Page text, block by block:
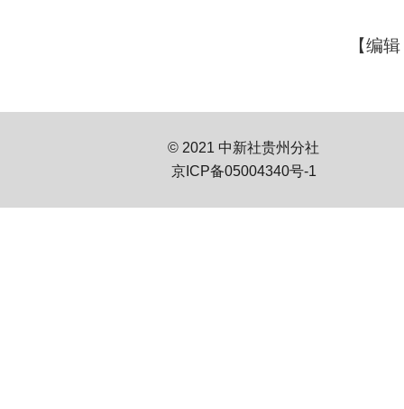
【编
© 2021 中新社贵州分社
京ICP备05004340号-1